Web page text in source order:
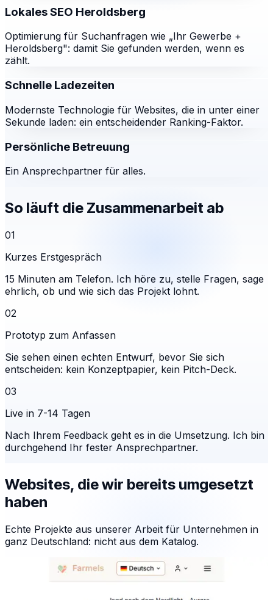
Lokales SEO Heroldsberg
Optimierung für Suchanfragen wie „Ihr Gewerbe +
Heroldsberg": damit Sie gefunden werden, wenn es
zählt.
Schnelle Ladezeiten
Modernste Technologie für Websites, die in unter einer
Sekunde laden: ein entscheidender Ranking-Faktor.
Persönliche Betreuung
Ein Ansprechpartner für alles.
So läuft die Zusammenarbeit ab
01
Kurzes Erstgespräch
15 Minuten am Telefon. Ich höre zu, stelle Fragen, sage
ehrlich, ob und wie sich das Projekt lohnt.
02
Prototyp zum Anfassen
Sie sehen einen echten Entwurf, bevor Sie sich
entscheiden: kein Konzeptpapier, kein Pitch-Deck.
03
Live in 7-14 Tagen
Nach Ihrem Feedback geht es in die Umsetzung. Ich bin
durchgehend Ihr fester Ansprechpartner.
Websites, die wir bereits umgesetzt
haben
Echte Projekte aus unserer Arbeit für Unternehmen in
ganz Deutschland: nicht aus dem Katalog.